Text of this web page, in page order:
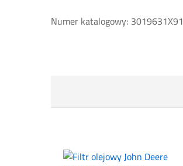
Numer katalogowy: 3019631X91